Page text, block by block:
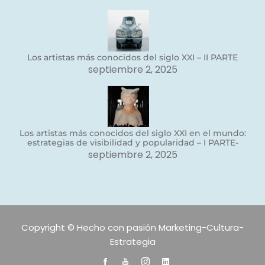
Los artistas más conocidos del siglo XXI – II PARTE
septiembre 2, 2025
Los artistas más conocidos del siglo XXI en el mundo:
estrategias de visibilidad y popularidad – I PARTE-
septiembre 2, 2025
Copyright © Hecho con pasión Marketing-Cultura-
Estrategia